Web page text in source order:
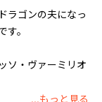
ラゴンの夫になっ
。
ソ・ヴァーミリオ
...もっと見る